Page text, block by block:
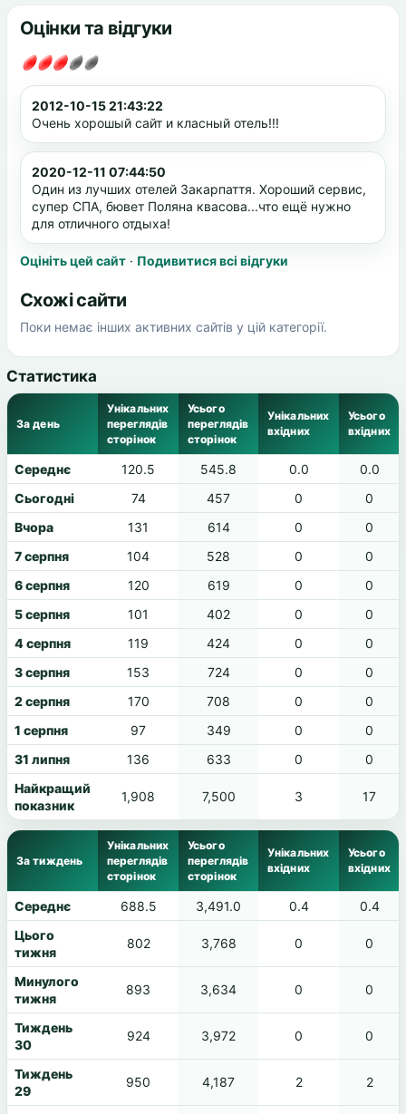
Оцінки та відгуки
2012-10-15 21:43:22
Очень хорошый сайт и класный отель!!!
2020-12-11 07:44:50
Один из лучших отелей Закарпаття. Хороший сервис,
супер СПА, бювет Поляна квасова...что ещё нужно
для отличного отдыха!
Оцініть цей сайт · Подивитися всі відгуки
Схожі сайти
Поки немає інших активних сайтів у цій категорії.
Статистика
За день
Унікальних
переглядів
сторінок
Усього
переглядів
сторінок
Унікальних
вхідних
Усього
вхідних
Середнє 120.5 545.8 0.0
0.0
Сьогодні
74 457 0
0
Вчора
131 614 0
0
7 серпня
104 528 0
0
6 серпня
120 619 0
0
5 серпня
101 402 0
0
4 серпня
119 424 0
0
3 серпня
153 724 0
0
2 серпня
170 708 0
0
1 серпня
97 349 0
0
31 липня
136 633 0
0
Найкращий
показник
1,908 7,500 3 17
За тиждень
Унікальних
переглядів
сторінок
Усього
переглядів
сторінок
Унікальних
вхідних
Усього
вхідних
Середнє 688.5 3,491.0 0.4
0.4
Цього
тижня
802 3,768 0 0
Минулого
тижня
893 3,634 0 0
Тиждень
30
924 3,972 0 0
Тиждень
29
950 4,187 2 2